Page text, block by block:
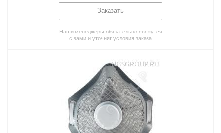
Заказать
Наши менеджеры обязательно свяжутся
с вами и уточнят условия заказа